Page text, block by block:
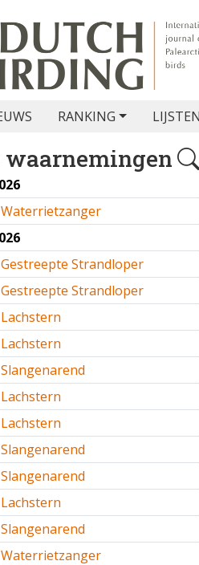
RANKING LIJSTEN
waarnemingen
Waterrietzanger
Gestreepte Strandloper
Gestreepte Strandloper
Lachstern
Lachstern
Slangenarend
Lachstern
Lachstern
Slangenarend
Slangenarend
Lachstern
Slangenarend
Waterrietzanger